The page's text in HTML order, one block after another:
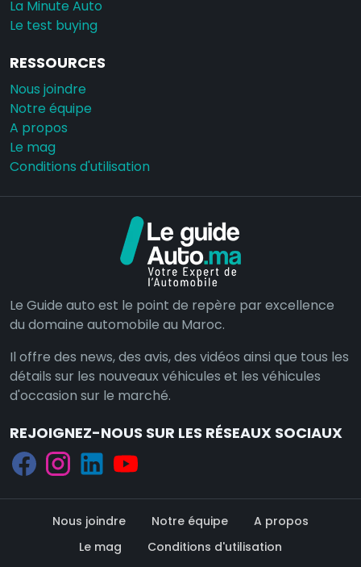
La Minute Auto
Le test buying
RESSOURCES
Nous joindre
Notre équipe
A propos
Le mag
Conditions d'utilisation
Le Guide auto est le point de repère par excellence
du domaine automobile au Maroc.
Il offre des news, des avis, des vidéos ainsi que tous les
détails sur les nouveaux véhicules et les véhicules
d'occasion sur le marché.
REJOIGNEZ-NOUS SUR LES RÉSEAUX SOCIAUX
Nous joindre Notre équipe
A propos
Le mag
Conditions d'utilisation